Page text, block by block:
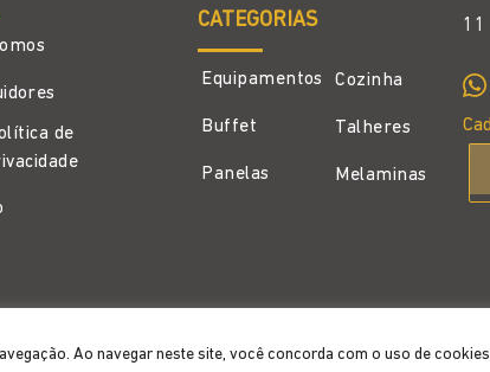
Ao navegar neste site, você concorda com o uso de
de
CATEGORIAS
Equipamentos
Buffet
Panelas
Cozinha
Talheres
Melaminas
11